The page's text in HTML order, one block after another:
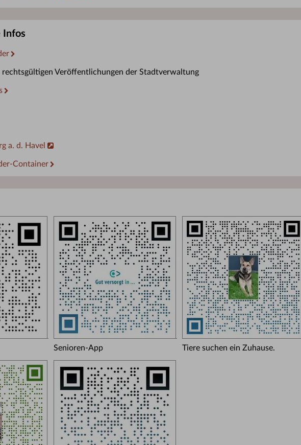
Infos
rechtsgültigen Veröffentlichungen der Stadtverwaltung
a. d. Havel
Container
Senioren-App Tiere suchen ein Zuhause.